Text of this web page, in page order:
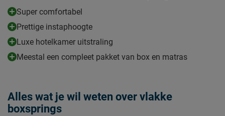
Topper
Modelnaam topper
Kern topper
Kleur poten
grey, grijs
Super comfortabel
Prettige instaphoogte
Luxe hotelkamer uitstraling
Meestal een compleet pakket van box en matras
Alles wat je wil weten over vlakke
boxsprings